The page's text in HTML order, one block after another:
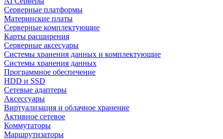
Серверные платформы
Материнские платы
Серверные комплектующие
Карты расширения
Серверные аксесуары
Системы хранения данных и комплектующие
Системы хранения данных
Программное обеспечение
HDD и SSD
Сетевые адаптеры
Аксессуары
Виртуализация и облачное хранение
Активное сетевое
Коммутаторы
Маршрутизаторы